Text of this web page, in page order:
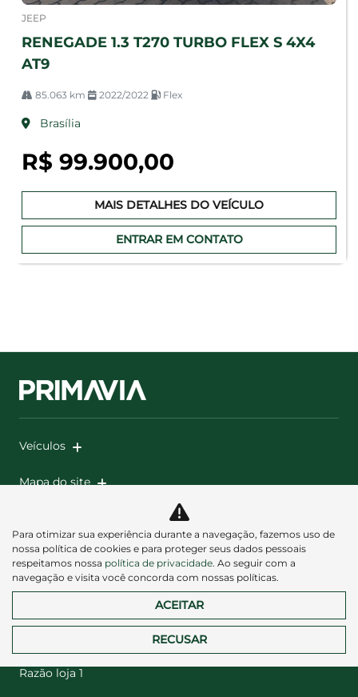
JEEP
RENEGADE 1.3 T270 TURBO FLEX S 4X4
AT9
85.063 km 2022/2022 Flex
Brasília
R$ 99.900,00
MAIS DETALHES DO VEÍCULO
ENTRAR EM CONTATO
Veículos
Mapa do site
Desacelere. Seu bem maior é a vida.
Razão loja 1
Para otimizar sua experiência durante a navegação, fazemos uso de
nossa política de cookies e para proteger seus dados pessoais
respeitamos nossa política de privacidade. Ao seguir com a
navegação e visita você concorda com nossas políticas.
ACEITAR
RECUSAR